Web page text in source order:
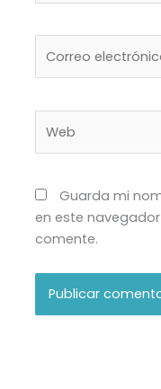
electrónico*
Guarda mi
en este
comente.